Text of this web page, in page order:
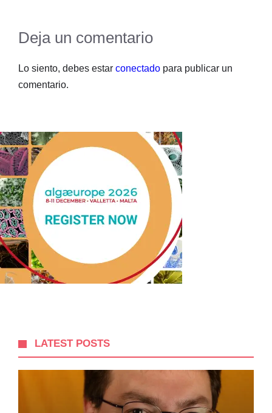
Deja un comentario
Lo siento, debes estar conectado para publicar un
comentario.
LATEST POSTS